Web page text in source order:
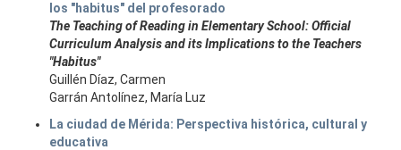
los "habitus" del profesorado
The Teaching of Reading in Elementary School: Official
Curriculum Analysis and its Implications to the Teachers
"Habitus"
Guillén Díaz, Carmen
Garrán Antolínez, María Luz
La ciudad de Mérida: Perspectiva histórica, cultural y
educativa